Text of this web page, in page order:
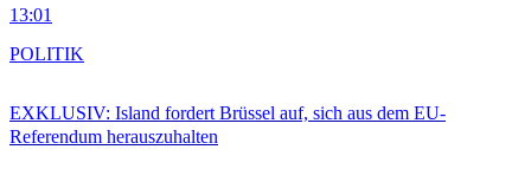
13:01
EXKLUSIV: Island fordert Brüssel auf, sich aus dem EU-
Referendum herauszuhalten
POLITIK